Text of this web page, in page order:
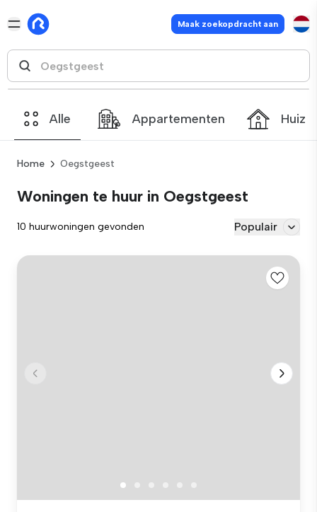
Maak zoekopdracht aan
Alle Appartementen
Home Oegstgeest
Woningen te huur in Oegstgeest
10 huurwoningen gevonden Populair